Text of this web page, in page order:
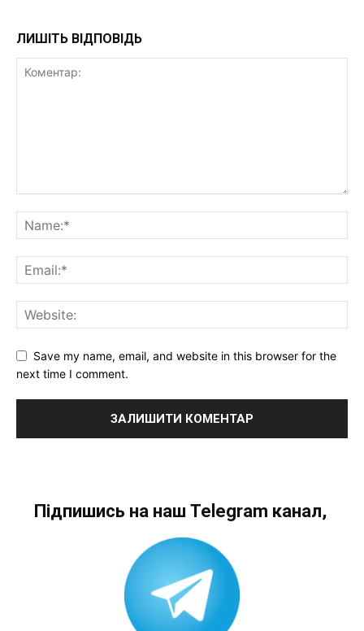
ЛИШІТЬ ВІДПОВІДЬ
Save my name, email, and website in this browser for the
next time I comment.
Підпишись на наш Telegram канал,